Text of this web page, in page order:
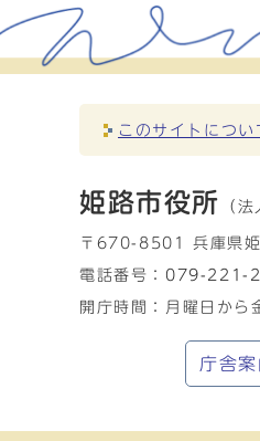
このサイトについ
姫路市役所 （
〒670-8501 兵庫県姫
電話番号： 079-221-
開庁時間：月曜日か
庁舎案